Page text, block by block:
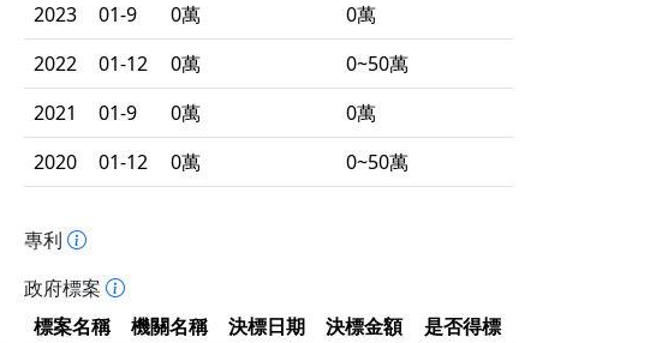
2023
01-9 0萬
0萬
2022
01-12 0萬
0~50萬
2021
01-9 0萬
0萬
2020
01-12 0萬 0~50萬
專利
政府標案
標案名稱
機關名稱 決標日期 決標金額 是否得標